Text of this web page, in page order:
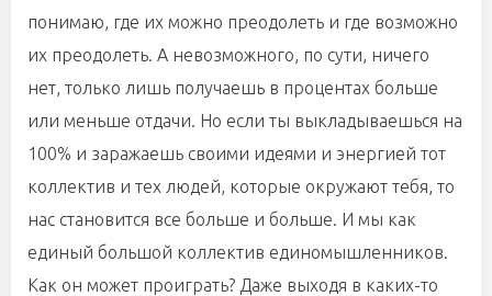
понимаю, где их можно преодолеть и где возможно
их преодолеть. А невозможного, по сути, ничего
нет, только лишь получаешь в процентах больше
или меньше отдачи. Но если ты выкладываешься на
100% и заражаешь своими идеями и энергией тот
коллектив и тех людей, которые окружают тебя, то
нас становится все больше и больше. И мы как
единый большой коллектив единомышленников.
Как он может проиграть? Даже выходя в каких-то